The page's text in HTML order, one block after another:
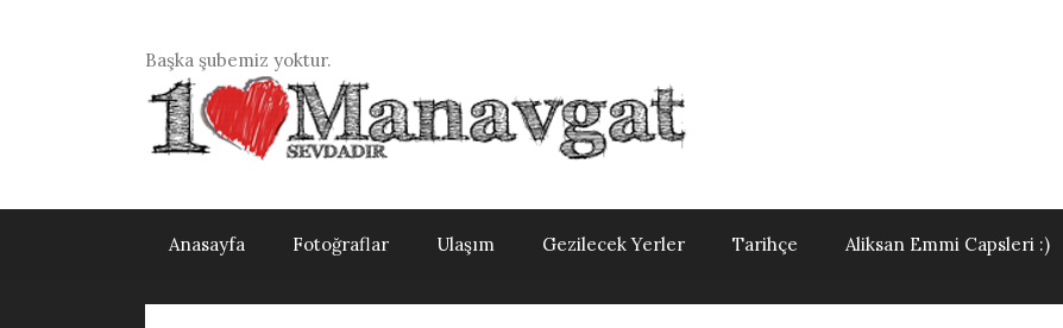
Başka şubemiz yoktur.
Anasayfa Fotoğraflar Ulaşım Gezilecek Yerler Tarihçe Aliksan Emmi Capsleri :)